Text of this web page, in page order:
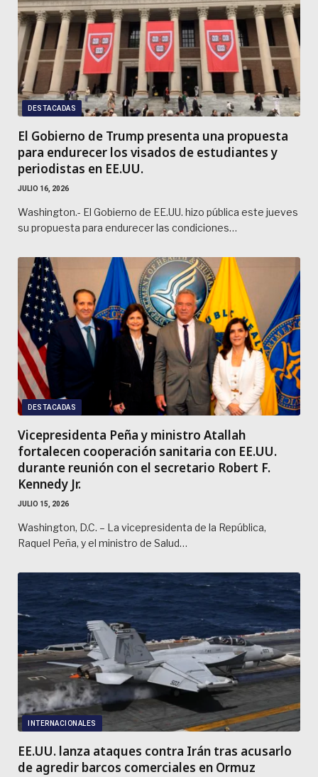
DESTACADAS
El Gobierno de Trump presenta una propuesta
para endurecer los visados de estudiantes y
periodistas en EE.UU.
JULIO 16, 2026
Washington.- El Gobierno de EE.UU. hizo pública este jueves
su propuesta para endurecer las condiciones…
DESTACADAS
Vicepresidenta Peña y ministro Atallah
fortalecen cooperación sanitaria con EE.UU.
durante reunión con el secretario Robert F.
Kennedy Jr.
JULIO 15, 2026
Washington, D.C. – La vicepresidenta de la República,
Raquel Peña, y el ministro de Salud…
INTERNACIONALES
EE.UU. lanza ataques contra Irán tras acusarlo
de agredir barcos comerciales en Ormuz